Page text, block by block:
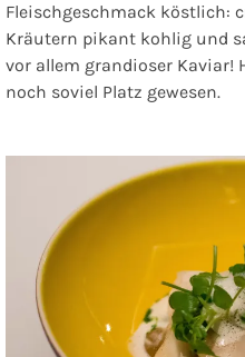
Fleischgeschmack köstlich:
Kräutern pikant kohlig und
vor allem grandioser Kaviar!
noch soviel Platz gewesen.